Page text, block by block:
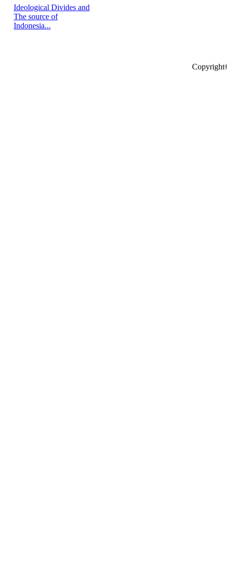
Ideological Divides and
The source of
Indonesia...